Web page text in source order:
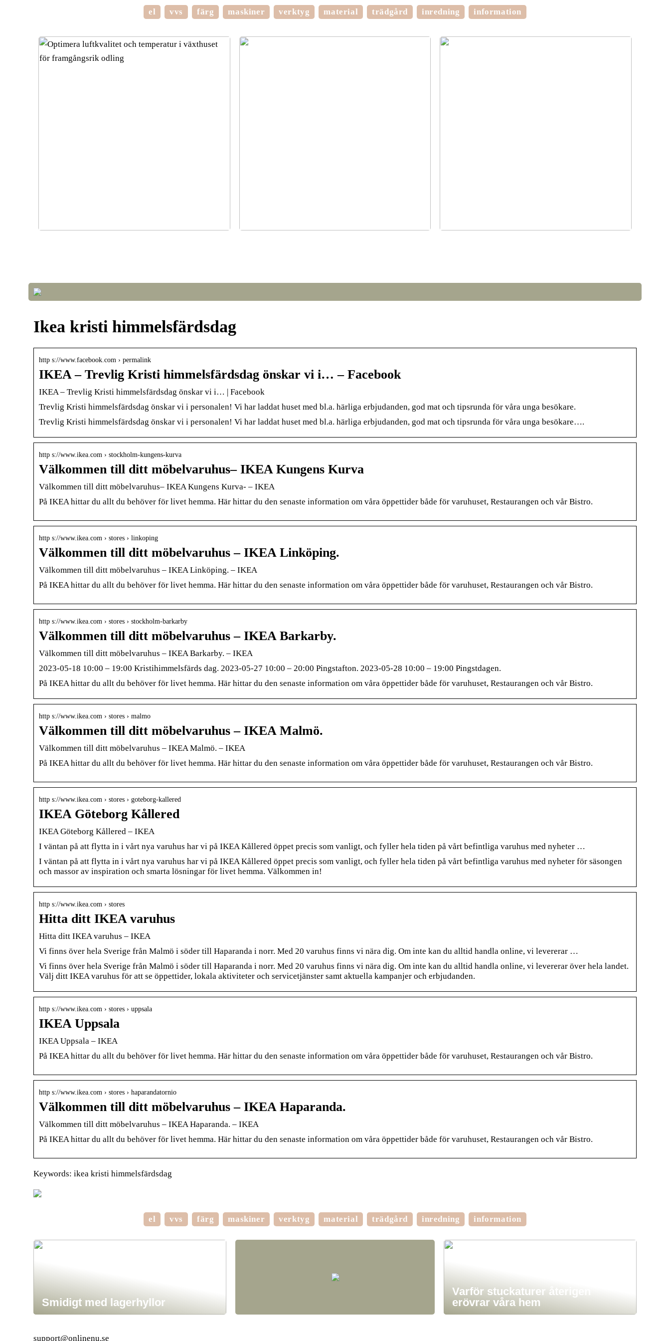
el vvs färg maskiner verktyg material trädgård inredning information
Ikea kristi himmelsfärdsdag
http s://www.facebook.com › permalink
IKEA – Trevlig Kristi himmelsfärdsdag önskar vi i… – Facebook
IKEA – Trevlig Kristi himmelsfärdsdag önskar vi i… | Facebook
Trevlig Kristi himmelsfärdsdag önskar vi i personalen! Vi har laddat huset med bl.a. härliga erbjudanden, god mat och tipsrunda för våra unga besökare.
Trevlig Kristi himmelsfärdsdag önskar vi i personalen! Vi har laddat huset med bl.a. härliga erbjudanden, god mat och tipsrunda för våra unga besökare….
http s://www.ikea.com › stockholm-kungens-kurva
Välkommen till ditt möbelvaruhus– IKEA Kungens Kurva
Välkommen till ditt möbelvaruhus– IKEA Kungens Kurva- – IKEA
På IKEA hittar du allt du behöver för livet hemma. Här hittar du den senaste information om våra öppettider både för varuhuset, Restaurangen och vår Bistro.
http s://www.ikea.com › stores › linkoping
Välkommen till ditt möbelvaruhus – IKEA Linköping.
Välkommen till ditt möbelvaruhus – IKEA Linköping. – IKEA
På IKEA hittar du allt du behöver för livet hemma. Här hittar du den senaste information om våra öppettider både för varuhuset, Restaurangen och vår Bistro.
http s://www.ikea.com › stores › stockholm-barkarby
Välkommen till ditt möbelvaruhus – IKEA Barkarby.
Välkommen till ditt möbelvaruhus – IKEA Barkarby. – IKEA
2023-05-18 10:00 – 19:00 Kristihimmelsfärds dag. 2023-05-27 10:00 – 20:00 Pingstafton. 2023-05-28 10:00 – 19:00 Pingstdagen.
På IKEA hittar du allt du behöver för livet hemma. Här hittar du den senaste information om våra öppettider både för varuhuset, Restaurangen och vår Bistro.
http s://www.ikea.com › stores › malmo
Välkommen till ditt möbelvaruhus – IKEA Malmö.
Välkommen till ditt möbelvaruhus – IKEA Malmö. – IKEA
På IKEA hittar du allt du behöver för livet hemma. Här hittar du den senaste information om våra öppettider både för varuhuset, Restaurangen och vår Bistro.
http s://www.ikea.com › stores › goteborg-kallered
IKEA Göteborg Kållered
IKEA Göteborg Kållered – IKEA
I väntan på att flytta in i vårt nya varuhus har vi på IKEA Kållered öppet precis som vanligt, och fyller hela tiden på vårt befintliga varuhus med nyheter …
I väntan på att flytta in i vårt nya varuhus har vi på IKEA Kållered öppet precis som vanligt, och fyller hela tiden på vårt befintliga varuhus med nyheter för säsongen
och massor av inspiration och smarta lösningar för livet hemma. Välkommen in!
http s://www.ikea.com › stores
Hitta ditt IKEA varuhus
Hitta ditt IKEA varuhus – IKEA
Vi finns över hela Sverige från Malmö i söder till Haparanda i norr. Med 20 varuhus finns vi nära dig. Om inte kan du alltid handla online, vi levererar …
Vi finns över hela Sverige från Malmö i söder till Haparanda i norr. Med 20 varuhus finns vi nära dig. Om inte kan du alltid handla online, vi levererar över hela landet.
Välj ditt IKEA varuhus för att se öppettider, lokala aktiviteter och servicetjänster samt aktuella kampanjer och erbjudanden.
http s://www.ikea.com › stores › uppsala
IKEA Uppsala
IKEA Uppsala – IKEA
På IKEA hittar du allt du behöver för livet hemma. Här hittar du den senaste information om våra öppettider både för varuhuset, Restaurangen och vår Bistro.
http s://www.ikea.com › stores › haparandatornio
Välkommen till ditt möbelvaruhus – IKEA Haparanda.
Välkommen till ditt möbelvaruhus – IKEA Haparanda. – IKEA
På IKEA hittar du allt du behöver för livet hemma. Här hittar du den senaste information om våra öppettider både för varuhuset, Restaurangen och vår Bistro.
Keywords: ikea kristi himmelsfärdsdag
el vvs färg maskiner verktyg material trädgård inredning information
Smidigt med lagerhyllor
Varför stuckaturer återigen
erövrar våra hem
support@onlinenu.se